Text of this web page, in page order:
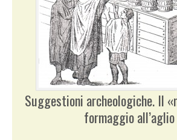
Suggestioni archeologiche. Il
formaggio all’aglio